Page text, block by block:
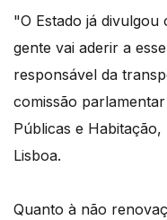
"O Estado já divulgou
gente vai aderir a
responsável da
comissão
Públicas e
Lisboa.
Quanto à não